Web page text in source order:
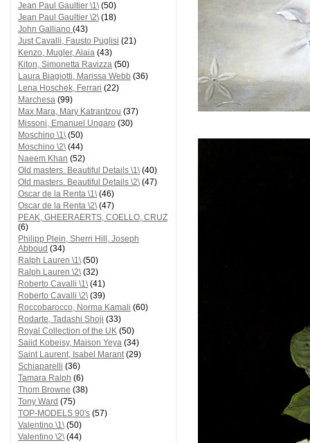
Jean Paul Gaultier \1\(50)
Jean Paul Gaultier \2\(18)
John Galliano (43)
Just Cavalli, Fausto Puglisi (21)
Kenzo, Mugler, Alaia (43)
Kiton, Simonetta Ravizza (50)
Laura Biagiotti, Marissa Webb (36)
Lena Hoschek, Ferrari (22)
Marchesa (99)
Max Mara, Mary Katrantzou (37)
Missoni, Emanuel Ungaro (30)
Moschino \1\(50)
Moschino \2\(44)
Naeem Khan (52)
Old masters. Beautiful Details \1\(40)
Old masters. Beautiful Details \2\(47)
Oscar de la Renta \1\(46)
Oscar de la Renta \2\(47)
PEAK, GHEERAERTS, COELLO, CRUZ
(6)
Philipp Plein, Sherri Hill, Joseph
Abboud (34)
Ralph Lauren \1\(50)
Ralph Lauren \2\(32)
Roberto Cavalli \1\(41)
Roberto Cavalli \2\(39)
Roccobarocco, Norma Kamali (60)
Rodarte, Tadashi Shoji (33)
Royal Collection of the UK (50)
Saiid Kobeisy, Maison Yeya (34)
Saint Laurent, Isabel Marant(29)
Schiaparelli (36)
Tamara Ralph (6)
Thom Browne (38)
Tony Ward (75)
TOP-MODELS 90's (57)
Valentino \1\(50)
Valentino \2\(44)